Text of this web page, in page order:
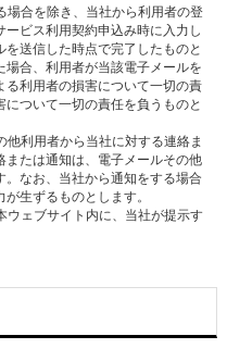
場合を除き、当社から利⽤者の登
ビス利⽤契約申込み時に⼊⼒し
送信した時点で完了したものと
合、利⽤者が当該電⼦メールを
利⽤者の損害について⼀切の責
ついて⼀切の責任を負うものと
利⽤者から当社に対する連絡ま
たは通知は、電⼦メールその他
なお、当社から通知をする場合
⽣ずるものとします。
ウェブサイト内に、当社が提⽰す